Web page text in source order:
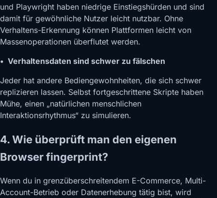
und Playwright haben niedrige Einstiegshürden und sind
damit für gewöhnliche Nutzer leicht nutzbar. Ohne
Verhaltens-Erkennung können Plattformen leicht von
Massenoperationen überflutet werden.
• Verhaltensdaten sind schwer zu fälschen
Jeder hat andere Bediengewohnheiten, die sich schwer
replizieren lassen. Selbst fortgeschrittene Skripte haben
Mühe, einen „natürlichen menschlichen
Interaktionsrhythmus“ zu simulieren.
4. Wie überprüft man den eigenen
Browser fingerprint?
Wenn du in grenzüberschreitendem E-Commerce, Multi-
Account-Betrieb oder Datenerhebung tätig bist, wird